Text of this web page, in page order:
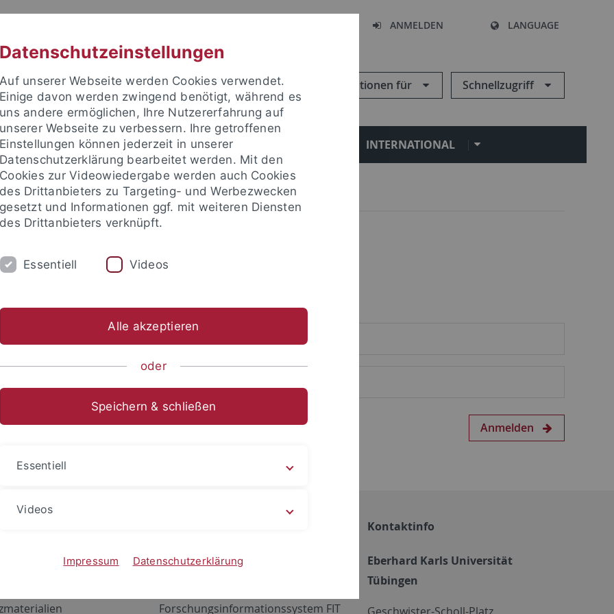
ANMELDEN LANGUAGE
Informationen für Schnellzugriff
FORSCHUNG EINRICHTUNGEN INTERNATIONAL
um sich anzumelden:
Anmelden
Netzwerk
ALMA
Forschungsinformationssystem FIT
Kontaktinfo
Eberhard Karls Universität
Tübingen
Datenschutzeinstellungen
Auf unserer Webseite werden Cookies verwendet.
Einige davon werden zwingend benötigt, während es
uns andere ermöglichen, Ihre Nutzererfahrung auf
unserer Webseite zu verbessern. Ihre getroffenen
Einstellungen können jederzeit in unserer
Datenschutzerklärung bearbeitet werden. Mit den
Cookies zur Videowiedergabe werden auch Cookies
des Drittanbieters zu Targeting- und Werbezwecken
gesetzt und Informationen ggf. mit weiteren Diensten
des Drittanbieters verknüpft.
Essentiell Videos
Alle akzeptieren
oder
Speichern & schließen
Essentiell
Videos
Impressum Datenschutzerklärung